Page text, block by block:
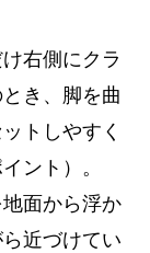
右側にクラ
き、脚を曲
トしやすく
ント）。
面から浮か
近づけてい